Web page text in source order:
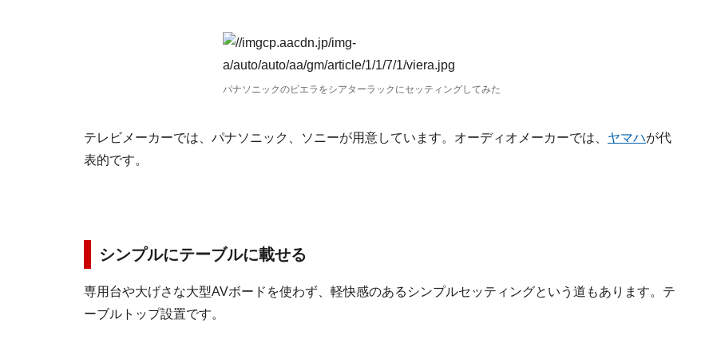
パナソニックのビエラをシアターラックにセッティングしてみた
テレビメーカーでは、パナソニック、ソニーが用意しています。オーディオメーカーでは、 ヤマハが代
表的です。
シンプルにテーブルに載せる
専用台や大げさな大型AVボードを使わず、軽快感のあるシンプルセッティングという道もあります。テ
ーブルトップ設置です。